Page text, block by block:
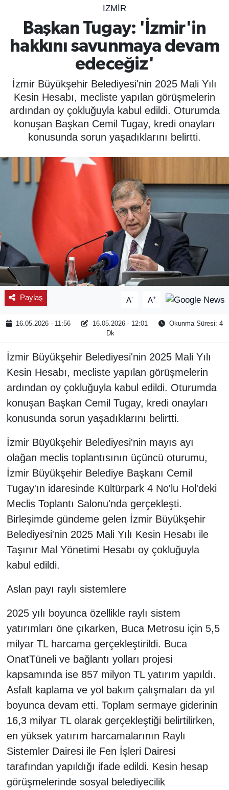
IZMIR
Başkan Tugay: 'İzmir'in
hakkını savunmaya devam
edeceğiz'
İzmir Büyükşehir Belediyesi'nin 2025 Mali Yılı
Kesin Hesabı, mecliste yapılan görüşmelerin
ardından oy çokluğuyla kabul edildi. Oturumda
konuşan Başkan Cemil Tugay, kredi onayları
konusunda sorun yaşadıklarını belirtti.
Paylaş A- A+
16.05.2026 - 11:56 16.05.2026 - 12:01
Okunma Süresi: 4
Dk
İzmir Büyükşehir Belediyesi'nin 2025 Mali Yılı
Kesin Hesabı, mecliste yapılan görüşmelerin
ardından oy çokluğuyla kabul edildi. Oturumda
konuşan Başkan Cemil Tugay, kredi onayları
konusunda sorun yaşadıklarını belirtti.
İzmir Büyükşehir Belediyesi'nin mayıs ayı
olağan meclis toplantısının üçüncü oturumu,
İzmir Büyükşehir Belediye Başkanı Cemil
Tugay'ın idaresinde Kültürpark 4 No'lu Hol'deki
Meclis Toplantı Salonu'nda gerçekleşti.
Birleşimde gündeme gelen İzmir Büyükşehir
Belediyesi'nin 2025 Mali Yılı Kesin Hesabı ile
Taşınır Mal Yönetimi Hesabı oy çokluğuyla
kabul edildi.
Aslan payı raylı sistemlere
2025 yılı boyunca özellikle raylı sistem
yatırımları öne çıkarken, Buca Metrosu için 5,5
milyar TL harcama gerçekleştirildi. Buca
OnatTüneli ve bağlantı yolları projesi
kapsamında ise 857 milyon TL yatırım yapıldı.
Asfalt kaplama ve yol bakım çalışmaları da yıl
boyunca devam etti. Toplam sermaye giderinin
16,3 milyar TL olarak gerçekleştiği belirtilirken,
en yüksek yatırım harcamalarının Raylı
Sistemler Dairesi ile Fen İşleri Dairesi
tarafından yapıldığı ifade edildi. Kesin hesap
görüşmelerinde sosyal belediyecilik
ÇEVRE
BİLİM - TEKNOLOJİ
KADIN
MAGAZİN